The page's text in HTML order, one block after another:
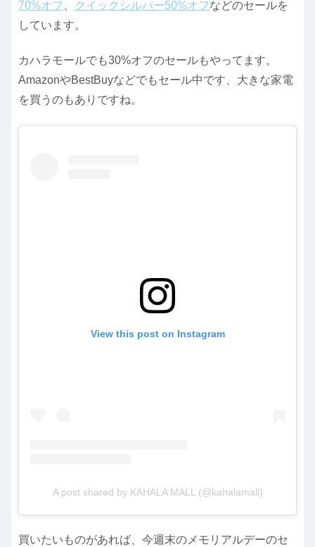
70%オフ クイックシルバー50%オフなどのセールを
しています。
カハラモールでも30%オフのセールもやってます。
AmazonやBestBuyなどでもセール中です、大きな家電
を買うのもありですね。
View this post on Instagram
A post shared by KAHALA MALL (@kahalamall)
買いたいものがあれば、今週末のメモリアルデーのセ